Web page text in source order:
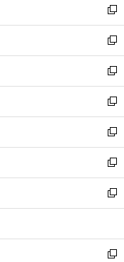
く
で
開
く
ド
ウ
で
開
く
ィ
ン
ド
ウ
で
開
く
い
ウ
ィ
ン
ド
ウ
で
開
く
新
し
い
ウ
ィ
ン
ド
ウ
で
開
く
新
し
い
ウ
ィ
ン
ド
ウ
で
開
く
新
し
い
ウ
ィ
ン
ド
ウ
で
開
新
し
い
ウ
ィ
ン
ド
ウ
開
く
新
し
い
ウ
ィ
ン
ウ
で
新
し
い
ウ
ン
ド
新
し
ウ
ィ
新